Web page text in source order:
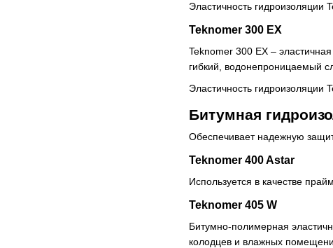
Эластичность гидроизоляции
Teknomer 300 EX
Teknomer 300 EX –
гибкий, водонепроницаемый
Эластичность гидроизоляции
Битумная
Обеспечивает надежную
Teknomer 400 Astar
Используется в качестве
Teknomer 405 W
Битумно-полимерная
колодцев и влажных